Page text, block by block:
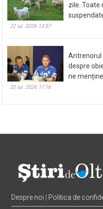
zile. Toate
22 iul. 2026 13:57
Antrenorul
despre
ne
20 iul. 2026 17:16
Despre noi Politica de